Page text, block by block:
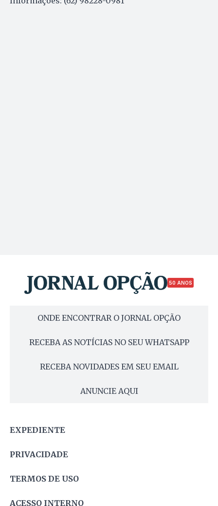
50 ANOS
ONDE ENCONTRAR O JORNAL OPÇÃO
RECEBA AS NOTÍCIAS NO SEU WHATSAPP
RECEBA NOVIDADES EM SEU EMAIL
ANUNCIE AQUI
EXPEDIENTE
PRIVACIDADE
TERMOS DE USO
ACESSO INTERNO